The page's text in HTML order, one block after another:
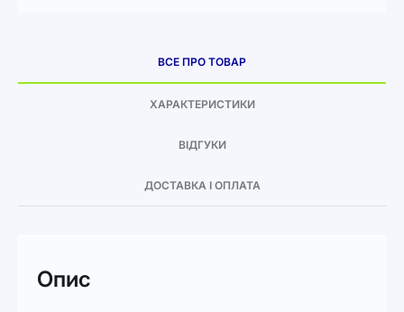
ВСЕ ПРО ТОВАР
ХАРАКТЕРИСТИКИ
ВІДГУКИ
ДОСТАВКА І ОПЛАТА
Опис